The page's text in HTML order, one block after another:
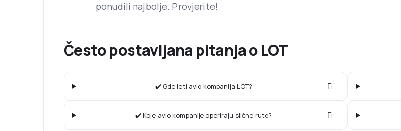
ponudili najbolje. Provjerite!
Često postavljana pitanja o LOT
✔️ Gde leti avio kompanija LOT?
✔️ Koje avio kompanije operiraju slične rute?